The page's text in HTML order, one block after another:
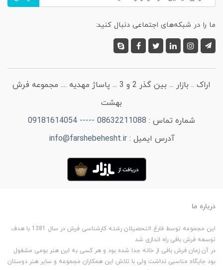
ما را در شبکه‌های اجتماعی دنبال کنید:
اراک .. بازار ... بین گذر 2 و 3 ... پاساژ مهدیه .... مجموعه فرش
بهشت
شماره تماس : 08632211088 ----- 09181614054
آدرس ایمیل :info@farshebehesht.ir
درباره ما
این مجموعه توسط فارغ التحصیلان رشته کارشناسی فرش در سال 1381 با هدف
توسعه فرش بافی راه اندازی شد
در آن زمان فرش بافی از خانه جدا شده بود و هر کسی به این هنر بومی مشغول
بود جایگاه مناسبی نداشت ولی با تلاش این همکاران مجموعه و سایر هنر دوستان